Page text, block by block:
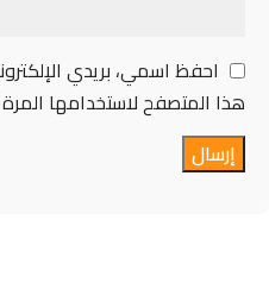
احفظ اسمي، بريدي
هذا المتصفح لاستخدامها